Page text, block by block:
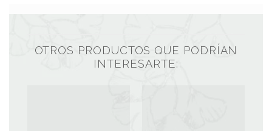
OTROS PRODUCTOS QUE PODRÍAN
INTERESARTE: